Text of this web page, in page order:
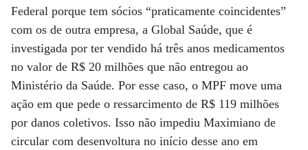
Federal porque tem sócios “praticamente coincidentes”
com os de outra empresa, a Global Saúde, que é
investigada por ter vendido há três anos medicamentos
no valor de R$ 20 milhões que não entregou ao
Ministério da Saúde. Por esse caso, o MPF move uma
ação em que pede o ressarcimento de R$ 119 milhões
por danos coletivos. Isso não impediu Maximiano de
circular com desenvoltura no início desse ano em